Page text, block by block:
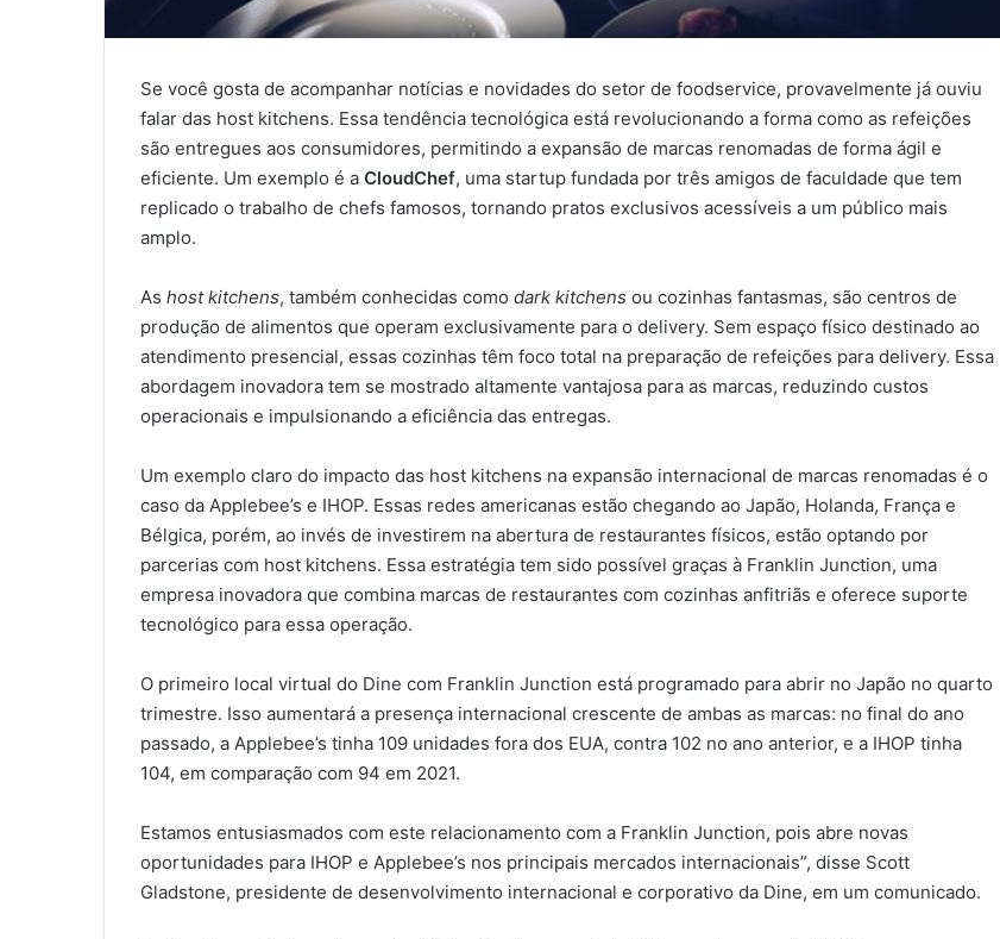
Se você gosta de acompanhar notícias e novidades do setor de foodservice, provavelmente já ouviu
falar das host kitchens. Essa tendência tecnológica está revolucionando a forma como as refeições
são entregues aos consumidores, permitindo a expansão de marcas renomadas de forma ágil e
eficiente. Um exemplo é a CloudChef, uma startup fundada por três amigos de faculdade que tem
replicado o trabalho de chefs famosos, tornando pratos exclusivos acessíveis a um público mais
amplo.
As host kitchens, também conhecidas como dark kitchens ou cozinhas fantasmas, são centros de
produção de alimentos que operam exclusivamente para o delivery. Sem espaço físico destinado ao
atendimento presencial, essas cozinhas têm foco total na preparação de refeições para delivery. Essa
abordagem inovadora tem se mostrado altamente vantajosa para as marcas, reduzindo custos
operacionais e impulsionando a eficiência das entregas.
Um exemplo claro do impacto das host kitchens na expansão internacional de marcas renomadas é o
caso da Applebee’s e IHOP. Essas redes americanas estão chegando ao Japão, Holanda, França e
Bélgica, porém, ao invés de investirem na abertura de restaurantes físicos, estão optando por
parcerias com host kitchens. Essa estratégia tem sido possível graças à Franklin Junction, uma
empresa inovadora que combina marcas de restaurantes com cozinhas anfitriãs e oferece suporte
tecnológico para essa operação.
O primeiro local virtual do Dine com Franklin Junction está programado para abrir no Japão no quarto
trimestre. Isso aumentará a presença internacional crescente de ambas as marcas: no final do ano
passado, a Applebee’s tinha 109 unidades fora dos EUA, contra 102 no ano anterior, e a IHOP tinha
104, em comparação com 94 em 2021.
Estamos entusiasmados com este relacionamento com a Franklin Junction, pois abre novas
oportunidades para IHOP e Applebee’s nos principais mercados internacionais”, disse Scott
Gladstone, presidente de desenvolvimento internacional e corporativo da Dine, em um comunicado.